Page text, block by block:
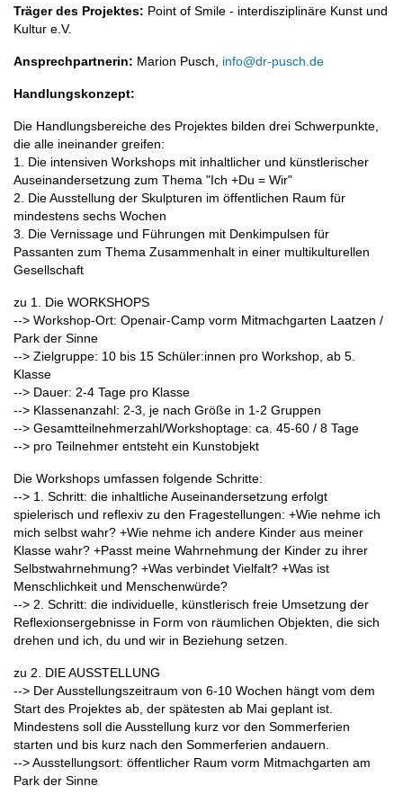
Träger des Projektes: Point of Smile - interdisziplinäre Kunst und
Kultur e.V.
Ansprechpartnerin: Marion Pusch, info@dr-pusch.de
Handlungskonzept:
Die Handlungsbereiche des Projektes bilden drei Schwerpunkte,
die alle ineinander greifen:
1. Die intensiven Workshops mit inhaltlicher und künstlerischer
Auseinandersetzung zum Thema "Ich +Du = Wir"
2. Die Ausstellung der Skulpturen im öffentlichen Raum für
mindestens sechs Wochen
3. Die Vernissage und Führungen mit Denkimpulsen für
Passanten zum Thema Zusammenhalt in einer multikulturellen
Gesellschaft
zu 1. Die WORKSHOPS
--> Workshop-Ort: Openair-Camp vorm Mitmachgarten Laatzen /
Park der Sinne
--> Zielgruppe: 10 bis 15 Schüler:innen pro Workshop, ab 5.
Klasse
--> Dauer: 2-4 Tage pro Klasse
--> Klassenanzahl: 2-3, je nach Größe in 1-2 Gruppen
--> Gesamtteilnehmerzahl/Workshoptage: ca. 45-60 / 8 Tage
--> pro Teilnehmer entsteht ein Kunstobjekt
Die Workshops umfassen folgende Schritte:
--> 1. Schritt: die inhaltliche Auseinandersetzung erfolgt
spielerisch und reflexiv zu den Fragestellungen: +Wie nehme ich
mich selbst wahr? +Wie nehme ich andere Kinder aus meiner
Klasse wahr? +Passt meine Wahrnehmung der Kinder zu ihrer
Selbstwahrnehmung? +Was verbindet Vielfalt? +Was ist
Menschlichkeit und Menschenwürde?
--> 2. Schritt: die individuelle, künstlerisch freie Umsetzung der
Reflexionsergebnisse in Form von räumlichen Objekten, die sich
drehen und ich, du und wir in Beziehung setzen.
zu 2. DIE AUSSTELLUNG
--> Der Ausstellungszeitraum von 6-10 Wochen hängt vom dem
Start des Projektes ab, der spätesten ab Mai geplant ist.
Mindestens soll die Ausstellung kurz vor den Sommerferien
starten und bis kurz nach den Sommerferien andauern.
--> Ausstellungsort: öffentlicher Raum vorm Mitmachgarten am
Park der Sinne